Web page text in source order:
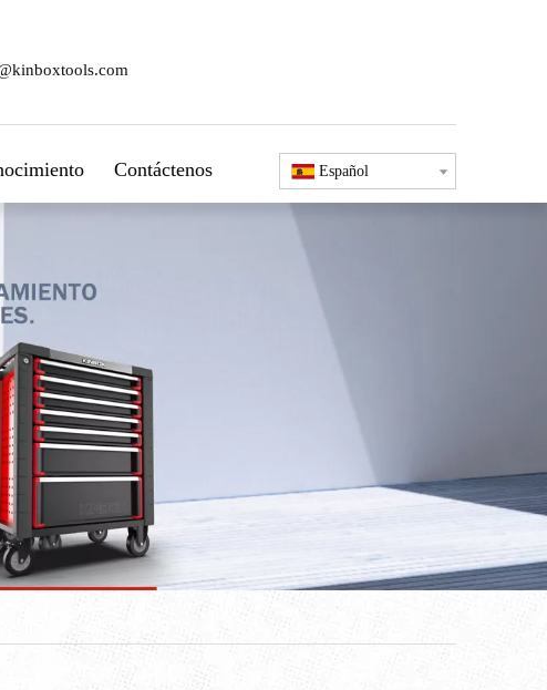
Contáctenos Español